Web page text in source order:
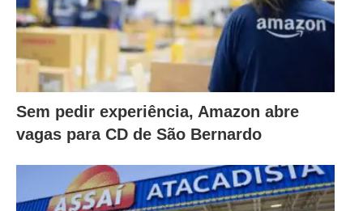
Sem pedir experiência, Amazon abre
vagas para CD de São Bernardo